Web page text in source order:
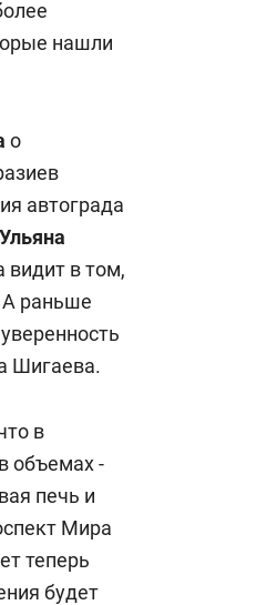
нашли
о
автограда
Ульяна
видит в том,
А раньше
Шигаева.
в
объемах -
печь и
Мира
теперь
будет